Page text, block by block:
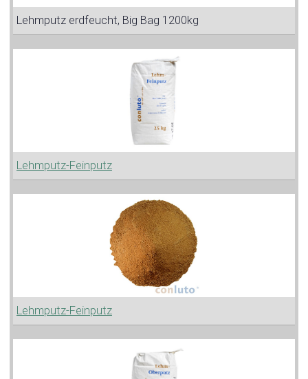
Lehmputz erdfeucht, Big Bag 1200kg
Lehmputz-Feinputz
Lehmputz-Feinputz